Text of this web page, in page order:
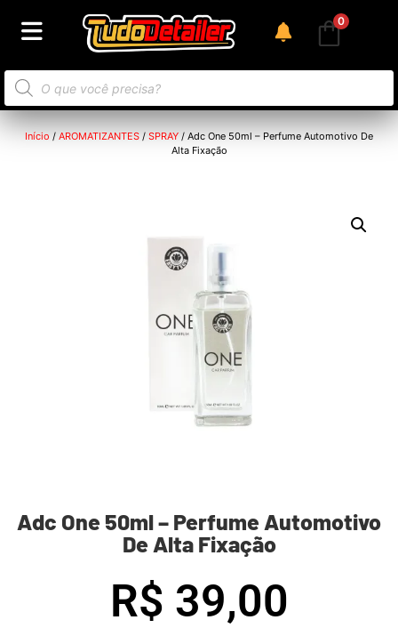
0
Início / AROMATIZANTES / SPRAY / Adc One 50ml – Perfume Automotivo De
Alta Fixação
Adc One 50ml – Perfume Automotivo
De Alta Fixação
R$ 39,00